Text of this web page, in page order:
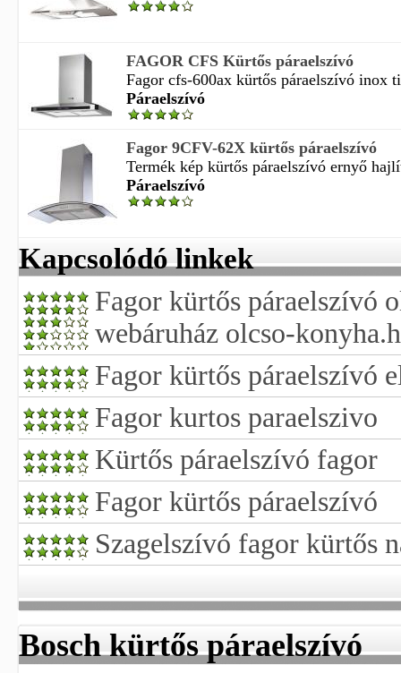
FAGOR CFS Kürtős páraelszívó
Fagor cfs-600ax kürtős páraelszívó inox
Páraelszívó
Fagor 9CFV-62X kürtős páraelszívó
Termék kép kürtős páraelszívó ernyő
Páraelszívó
Kapcsolódó linkek
Fagor kürtős páraelszívó
webáruház olcso-
Fagor kürtős páraelszívó
Fagor kurtos paraelszivo
Kürtős páraelszívó fagor
Fagor kürtős páraelszívó
Szagelszívó fagor kürtős
Bosch kürtős páraelszívó